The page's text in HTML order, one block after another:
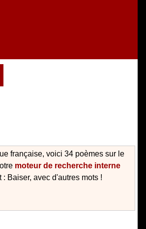
française, voici 34 poèmes sur le
moteur de recherche interne
Baiser, avec d'autres mots !